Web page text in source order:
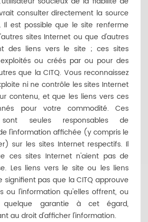
consulter directement la source
Il est possible que le site renferme
sites Internet ou que d'autres
des liens vers le site ; ces sites
ou créés par ou pour des
que la CITQ. Vous reconnaissez
ni ne contrôle les sites Internet
contenu, et que les liens vers ces
pour votre commodité. Ces
sont seules responsables de
l'information affichée (y compris le
sur les sites Internet respectifs. Il
ces sites Internet n'aient pas de
Les liens vers le site ou les liens
signifient pas que la CITQ approuve
ou l'information qu'elles offrent, ou
quelque garantie à cet égard,
au droit d'afficher l'information.